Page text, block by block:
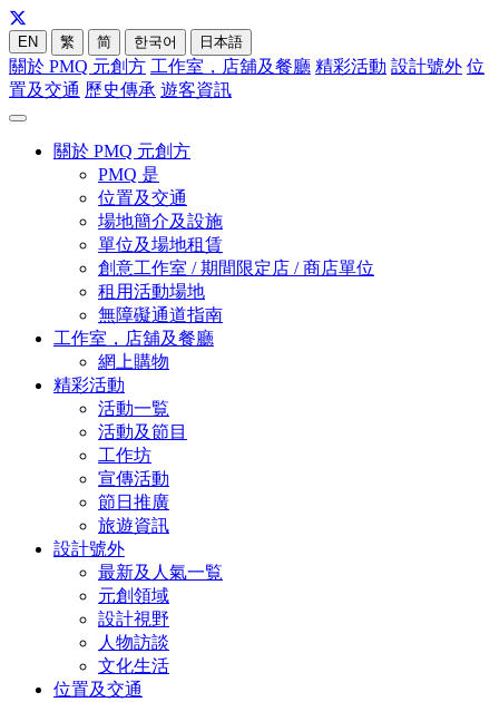
EN 繁 简 한국어 日本語
關於 PMQ 元創方 工作室，店舖及餐廳 精彩活動 設計號外 位
置及交通 歷史傳承 遊客資訊
關於 PMQ 元創方
PMQ 是
位置及交通
場地簡介及設施
單位及場地租賃
創意工作室 / 期間限定店 / 商店單位
租用活動場地
無障礙通道指南
工作室，店舖及餐廳
網上購物
精彩活動
活動一覧
活動及節目
工作坊
宣傳活動
節日推廣
旅遊資訊
設計號外
最新及人氣一覧
元創領域
設計視野
人物訪談
文化生活
位置及交通